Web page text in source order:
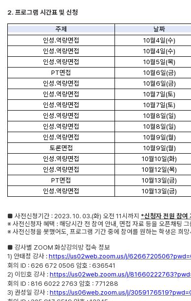
2. 프로그램 시간표 및 신청
주제 날짜
인성.역량면접 10월4일(수)
인성.역량면접 10월4일(수)
인성.역량면접 10월5일(목)
PT면접 10월6일(금)
인성.역량면접 10월6일(금)
인성.역량면접 10월7일(토)
인성.역량면접 10월7일(토)
인성.역량면접 10월8일(일)
인성.역량면접 10월8일(일)
인성.역량면접 10월9일(월)
토론면접
10월9일(월)
인성.역량면접 10월10일(화)
인성.역량면접 10월12일(목)
PT면접 10월13일(금)
인성.역량면접 10월13일(금)
■ 사전신청기간 : 2023. 10. 03.(화) 오전 11시까지 *신청자 전원 참여
※사전신청자 혜택 :해당시간 전 참여 안내 면접 자료 등을 오픈채팅
※사전신청을 못했어도 프로그램 기간 중에 참여를 원하는 학생은 희
■ 강사별 ZOOM 화상강의방 접속 정보
1) 안태정 강사 :https://us02web.zoom.us/j/
회의 ID :626 672 0506 암호 : 636541
2) 이민호 강사 :https://us02web.zoom.us/j/
회의 ID : 816 6022 2763 암호 : 771288
3) 권성일 강사 :https://us06web.zoom.us/j/